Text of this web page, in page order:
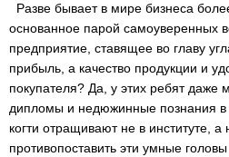
Разве бывает в мире бизнеса
основанное парой самоуверенных
предприятие, ставящее во главу
прибыль, а качество продукции и
покупателя? Да, у этих ребят даже
дипломы и недюжинные познания в
когти отращивают не в институте, а
противопоставить эти умные